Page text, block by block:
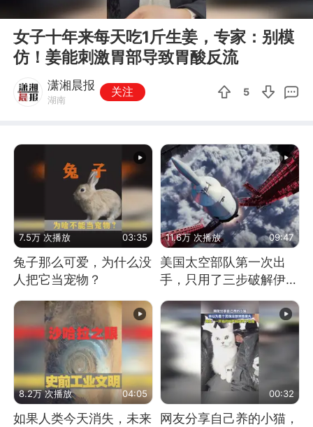
00:35
女子十年来每天吃1斤生姜，专家：别模
仿！姜能刺激胃部导致胃酸反流
潇湘晨报
湖南
关注 5
7.5万 次播放 03:35
兔子那么可爱，为什么没
人把它当宠物？
11.6万 次播放 09:47
美国太空部队第一次出
手，只用了三步破解伊朗
防空
8.2万 次播放 04:05
如果人类今天消失，未来
00:32
网友分享自己养的小猫，